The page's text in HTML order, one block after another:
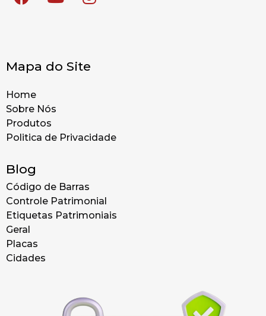
Mapa do Site
Home
Sobre Nós
Produtos
Politica de Privacidade
Blog
Código de Barras
Controle Patrimonial
Etiquetas Patrimoniais
Geral
Placas
Cidades